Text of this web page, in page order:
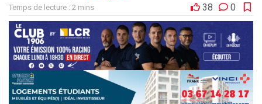
Temps de lecture : 2 mins
38 0